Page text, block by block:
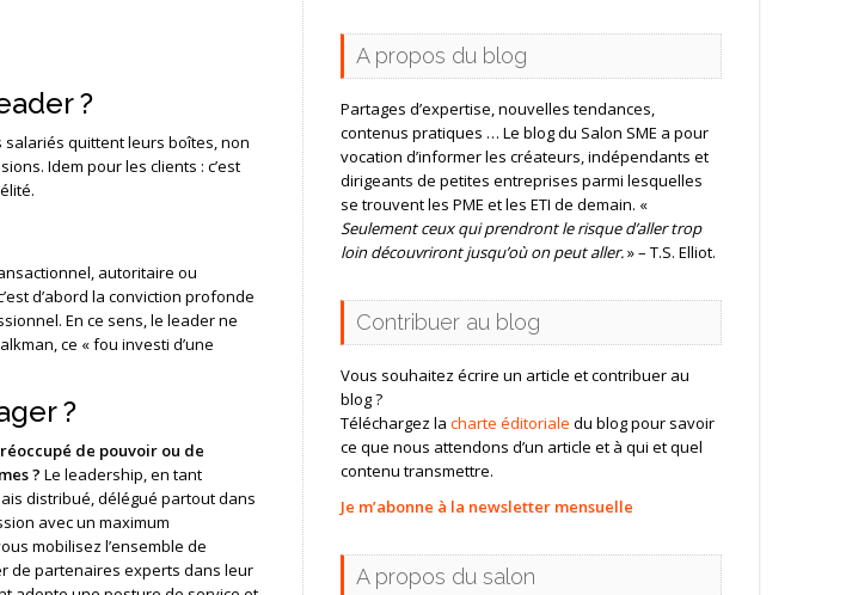
?
quittent leurs boîtes, non
Idem pour les clients : c’est
autoritaire ou
d’abord la conviction profonde
En ce sens, le leader ne
ce « fou investi d’une
?
de pouvoir ou de
? Le leadership, en tant
distribué, délégué partout dans
avec un maximum
mobilisez l’ensemble de
de partenaires experts dans leur
A propos du blog
Partages d’expertise, nouvelles tendances,
contenus pratiques … Le blog du Salon SME a pour
vocation d’informer les créateurs, indépendants et
dirigeants de petites entreprises parmi lesquelles
se trouvent les PME et les ETI de demain. «
Seulement ceux qui prendront le risque d’aller trop
loin découvriront jusqu’où on peut aller.» – T.S. Elliot.
Contribuer au blog
Vous souhaitez écrire un article et contribuer au
blog ?
Téléchargez lacharte éditoriale du blog pour savoir
ce que nous attendons d’un article et à qui et quel
contenu transmettre.
Je m’abonne à la newsletter mensuelle
A propos du salon